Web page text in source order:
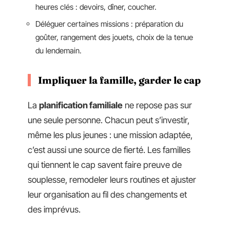
heures clés : devoirs, dîner, coucher.
Déléguer certaines missions : préparation du
goûter, rangement des jouets, choix de la tenue
du lendemain.
Impliquer la famille, garder le cap
La planification familiale ne repose pas sur
une seule personne. Chacun peut s’investir,
même les plus jeunes : une mission adaptée,
c’est aussi une source de fierté. Les familles
qui tiennent le cap savent faire preuve de
souplesse, remodeler leurs routines et ajuster
leur organisation au fil des changements et
des imprévus.